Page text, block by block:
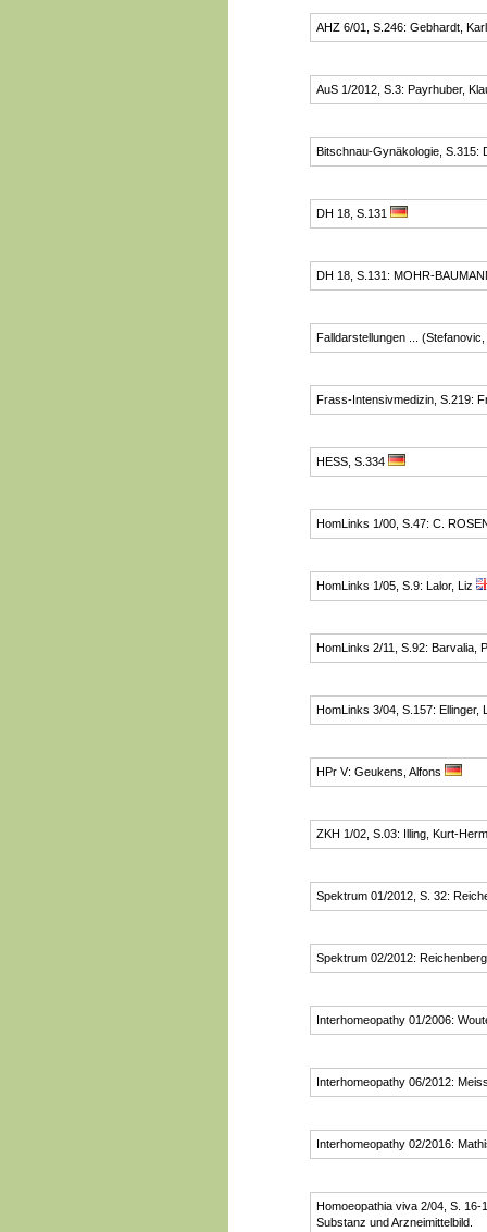
AHZ 6/01, S.246: Gebhardt,
AuS 1/2012, S.3: Payrhuber,
Bitschnau-Gynäkologie, S.315:
DH 18, S.131
DH 18, S.131: MOHR-
Falldarstellungen ...
Frass-Intensivmedizin, S.219:
HESS, S.334
HomLinks 1/00, S.47: C.
HomLinks 1/05, S.9: Lalor, Liz
HomLinks 2/11, S.92: Barvalia,
HomLinks 3/04, S.157: Ellinger,
HPr V: Geukens, Alfons
ZKH 1/02, S.03: Illing, Kurt-
Spektrum 01/2012, S. 32:
Spektrum 02/2012:
Interhomeopathy 01/2006:
Interhomeopathy 06/2012:
Interhomeopathy 02/2016:
Homoeopathia viva 2/04, S.
Substanz und Arzneimittelbild.